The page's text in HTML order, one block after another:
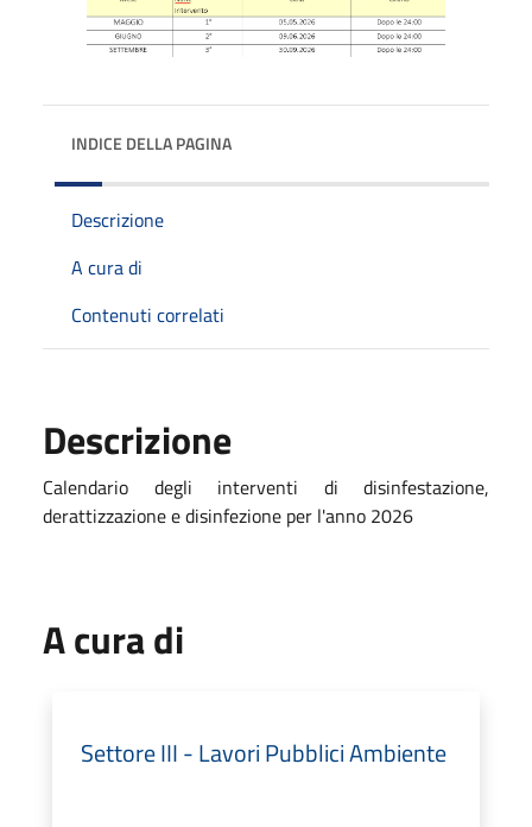
INDICE DELLA PAGINA
Descrizione
A cura di
Contenuti correlati
Descrizione
Calendario degli interventi di disinfestazione,
derattizzazione e disinfezione per l'anno 2026
A cura di
Settore III - Lavori Pubblici Ambiente